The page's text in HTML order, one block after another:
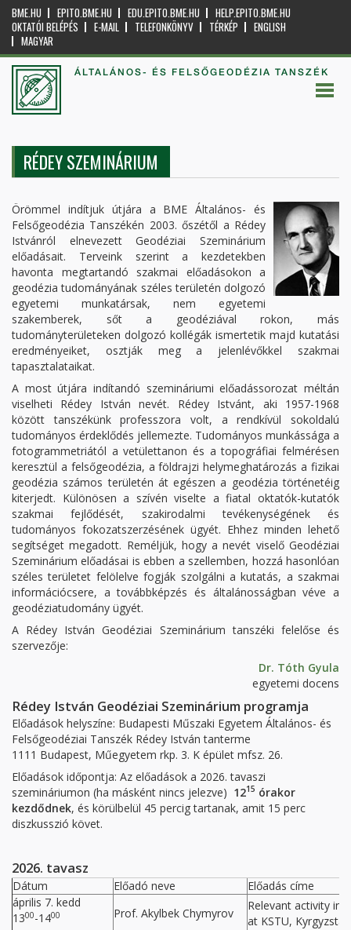
BME.HU EPITO.BME.HU EDU.EPITO.BME.HU
HELP.EPITO.BME.HU
OKTATÓI BELÉPÉS
E-MAIL TELEFONKÖNYV TÉRKÉP
ENGLISH
MAGYAR
ÁLTALÁNOS- ÉS FELSŐGEODÉZIA TANSZÉK
RÉDEY SZEMINÁRIUM
Örömmel indítjuk útjára a BME Általános- és
Felsőgeodézia Tanszékén 2003. őszétől a Rédey
Istvánról elnevezett Geodéziai Szeminárium
előadásait. Terveink szerint a kezdetekben
havonta megtartandó szakmai előadásokon a
geodézia tudományának széles területén dolgozó
egyetemi munkatársak, nem egyetemi
szakemberek, sőt a geodéziával rokon, más
tudományterületeken dolgozó kollégák ismertetik majd kutatási
eredményeiket, osztják meg a jelenlévőkkel szakmai
tapasztalataikat.
A most útjára indítandó szemináriumi előadássorozat méltán
viselheti Rédey István nevét. Rédey Istvánt, aki 1957-1968
között tanszékünk professzora volt, a rendkívül sokoldalú
tudományos érdeklődés jellemezte. Tudományos munkássága a
fotogrammetriától a vetülettanon és a topográfiai felmérésen
keresztül a felsőgeodézia, a földrajzi helymeghatározás a fizikai
geodézia számos területén át egészen a geodézia történetéig
kiterjedt. Különösen a szívén viselte a fiatal oktatók-kutatók
szakmai fejlődését, szakirodalmi tevékenységének és
tudományos fokozatszerzésének ügyét. Ehhez minden lehető
segítséget megadott. Reméljük, hogy a nevét viselő Geodéziai
Szeminárium előadásai is ebben a szellemben, hozzá hasonlóan
széles területet felölelve fogják szolgálni a kutatás, a szakmai
információcsere, a továbbképzés és általánosságban véve a
geodéziatudomány ügyét.
A Rédey István Geodéziai Szeminárium tanszéki felelőse és
szervezője:
Dr. Tóth Gyula
egyetemi docens
Rédey István Geodéziai Szeminárium programja
Előadások helyszíne: Budapesti Műszaki Egyetem Általános- és
Felsőgeodéziai Tanszék Rédey István tanterme
1111 Budapest, Műegyetem rkp. 3. K épület mfsz. 26.
Előadások időpontja: Az előadások a 2026. tavaszi
szemináriumon (ha másként nincs jelezve) 1215 órakor
kezdődnek, és körülbelül 45 percig tartanak, amit 15 perc
diszkusszió követ.
2026. tavasz
Dátum Előadó neve
Előadás címe
április 7. kedd
1300-1400 Prof. Akylbek Chymyrov
Relevant activity in
at KSTU, Kyrgyzstan